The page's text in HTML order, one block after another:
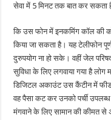
सेवा में 5 मिनट तक बात कर
कि उस फोन में इनकमिंग कॉल की
किया जा सकता है। यह टेलीफोन
दुरुपयोग ना हो सके। वहीं जेल
सुविधा के लिए लगवाया गया है
डिजिटल अकाउंट उस कैंटीन में
वह पैसा कट कर उनको पर्ची
मंगवाने के लिए सामान की कीमत से